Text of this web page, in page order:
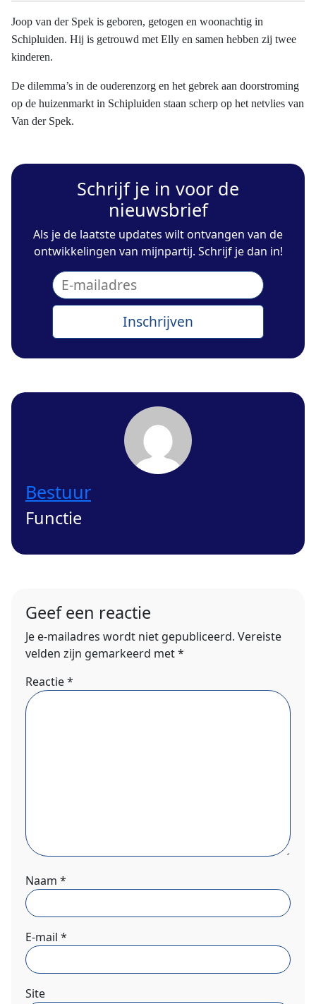
Joop van der Spek is geboren, getogen en woonachtig in
Schipluiden. Hij is getrouwd met Elly en samen hebben zij twee
kinderen.
De dilemma’s in de ouderenzorg en het gebrek aan doorstroming
op de huizenmarkt in Schipluiden staan scherp op het netvlies van
Van der Spek.
Schrijf je in voor de
nieuwsbrief
Als je de laatste updates wilt ontvangen van de
ontwikkelingen van mijnpartij. Schrijf je dan in!
Bestuur
Functie
Geef een reactie
Je e-mailadres wordt niet gepubliceerd. Vereiste
velden zijn gemarkeerd met*
Reactie*
Naam *
E-mail *
Site